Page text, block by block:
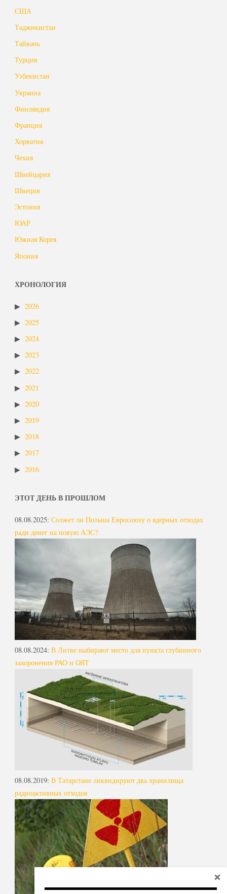
США
Таджикистан
Тайвань
Турция
Узбекистан
Украина
Финляндия
Франция
Хорватия
Чехия
Швейцария
Швеция
Эстония
ЮАР
Южная Корея
Япония
ХРОНОЛОГИЯ
2026
2025
2024
2023
2022
2021
2020
2019
2018
2017
2016
ЭТОТ ДЕНЬ В ПРОШЛОМ
08.08.2025: Солжет ли Польша Евросоюзу о ядерных отходах
ради денег на новую АЭС?
08.08.2024: В Литве выбирают место для пункта глубинного
захоронения РАО и ОЯТ
08.08.2019: В Татарстане ликвидируют два хранилища
радиоактивных отходов